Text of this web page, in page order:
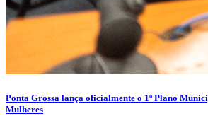
Ponta Grossa lança oficialmente o 1º Plano
Mulheres